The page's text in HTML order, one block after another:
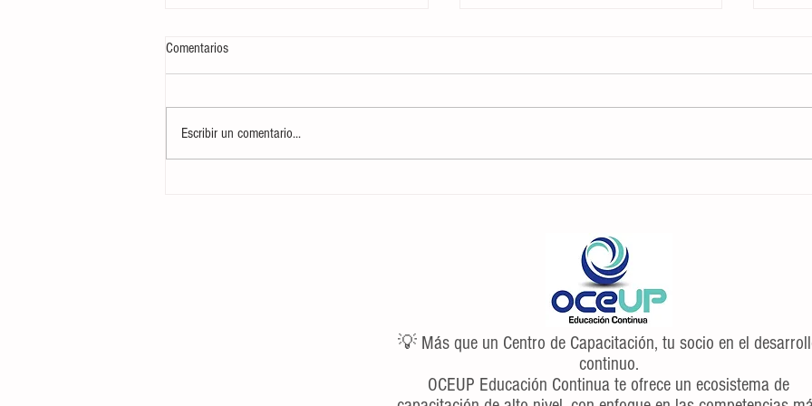
Comentarios
Escribir un comentario...
💡 Más que un Centro de Capacitación, tu socio en el
continuo.
OCEUP Educación Continua te ofrece un ecosistema de